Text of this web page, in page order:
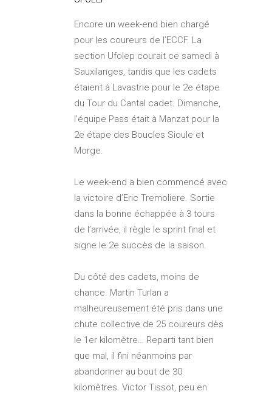
Encore un week-end bien chargé
pour les coureurs de l’ECCF. La
section Ufolep courait ce samedi à
Sauxilanges, tandis que les cadets
étaient à Lavastrie pour le 2e étape
du Tour du Cantal cadet. Dimanche,
l’équipe Pass était à Manzat pour la
2e étape des Boucles Sioule et
Morge.
Le week-end a bien commencé avec
la victoire d’Eric Tremoliere. Sortie
dans la bonne échappée à 3 tours
de l’arrivée, il règle le sprint final et
signe le 2e succès de la saison.
Du côté des cadets, moins de
chance. Martin Turlan a
malheureusement été pris dans une
chute collective de 25 coureurs dès
le 1er kilomètre… Reparti tant bien
que mal, il fini néanmoins par
abandonner au bout de 30
kilomètres. Victor Tissot, peu en